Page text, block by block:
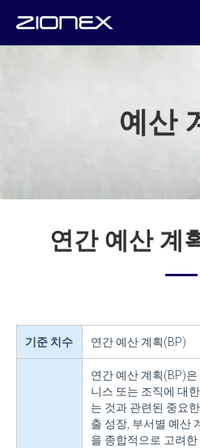
예산
연간 예산 계
기준 치수 연간 예산 계획(BP)
연간 예산 계획(BP)
니스 또는 조직에 대
는 것과 관련된 중요
출 성장, 부서별 예산
을 종합적으로 고려한